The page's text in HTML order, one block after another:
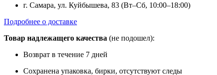
г. Самара, ул. Куйбышева, 83 (Вт–Сб, 10:00–18:00)
Подробнее о доставке
Товар надлежащего качества (не подошел):
Возврат в течение 7 дней
Сохранена упаковка, бирки, отсутствуют следы